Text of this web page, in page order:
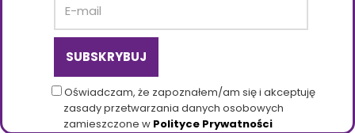
Oświadczam, że zapoznałem/am się i akceptuję
zasady przetwarzania danych osobowych
zamieszczone w Polityce Prywatności